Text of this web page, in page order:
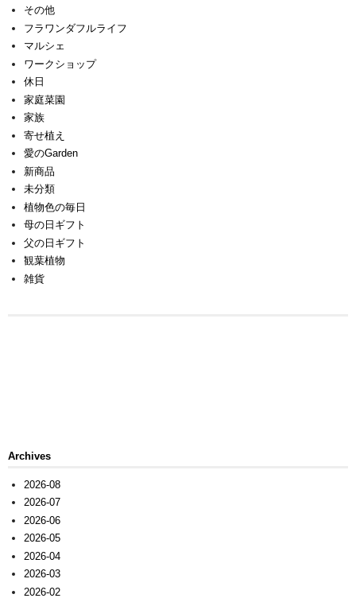
その他
フラワンダフルライフ
マルシェ
ワークショップ
休日
家庭菜園
家族
寄せ植え
愛のGarden
新商品
未分類
植物色の毎日
母の日ギフト
父の日ギフト
観葉植物
雑貨
Archives
2026-08
2026-07
2026-06
2026-05
2026-04
2026-03
2026-02